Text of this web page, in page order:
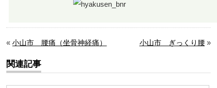
«小山市 腰痛（坐骨神経痛） 小山市 ぎっくり腰»
関連記事